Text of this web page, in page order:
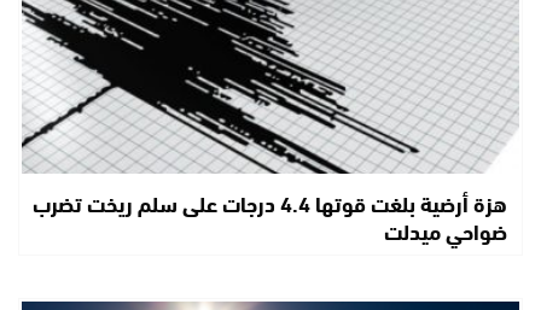
هزة أرضية بلغت قوتها 4.4 درجات على سلم ريخت تضرب
ضواحي ميدلت